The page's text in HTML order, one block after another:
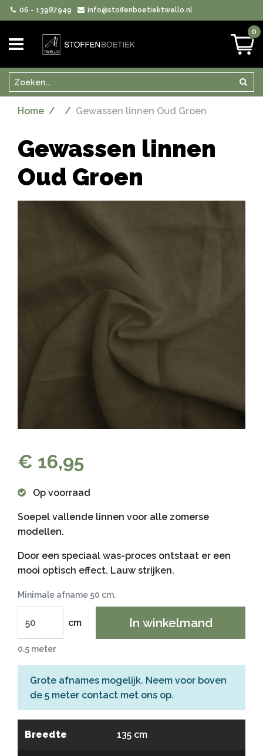
06 - 13987949 info@stoffenboetiektwello.nl
0
Zoeken
Home Gewassen linnen Oud Groen
Gewassen linnen
Oud Groen
€ 16,95
Op voorraad
Soepel vallende linnen voor alle zomerse
modellen.
Door een speciaal was-proces ontstaat er een
mooi optisch effect. Lauw strijken.
Minimale afname 50 cm.
cm In winkelmand
0.5 meter
Grote afnames mogelijk. Neem voor boven
de 5 meter contact met ons op.
Breedte 135 cm